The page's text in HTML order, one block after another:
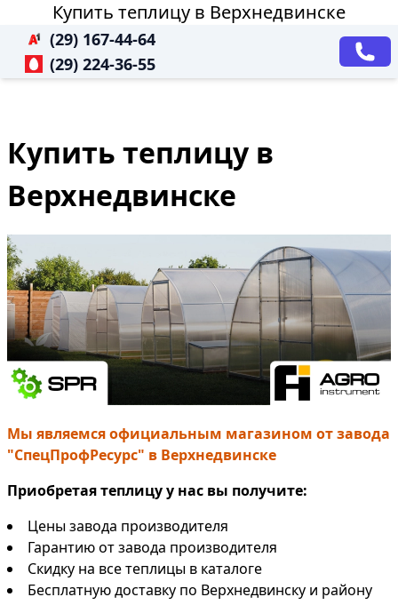
Купить теплицу в Верхнедвинске
(29) 167-44-64
(29) 224-36-55
Купить теплицу в
Верхнедвинске
Мы являемся официальным магазином от завода
"СпецПрофРесурс" в Верхнедвинске
Приобретая теплицу у нас вы получите:
Цены завода производителя
Гарантию от завода производителя
Скидку на все теплицы в каталоге
Бесплатную доставку по Верхнедвинску и району